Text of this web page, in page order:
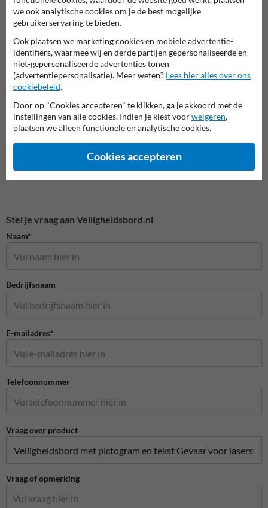
Waarschuwingsborden
Veiligheidsborden voor
terrein
Stel je vraag aan Veiligheidsbord.nl
Naam*
Bedrijfsnaam
E-mailadres*
Telefoonnummer
Vraag over product
Vraag of opmerking
we ook analytische cookies om je de best mogelijke
gebruikerservaring te bieden.
Ook plaatsen we marketing cookies en mobiele advertentie-
identifiers, waarmee wij en derde partijen gepersonaliseerde en
niet-gepersonaliseerde advertenties tonen
(advertentiepersonalisatie). Meer weten? Lees hier alles over ons
cookiebeleid.
Door op "Cookies accepteren" te klikken, ga je akkoord met de
instellingen van alle cookies. Indien je kiest voorweigeren,
plaatsen we alleen functionele en analytische cookies.
Cookies accepteren